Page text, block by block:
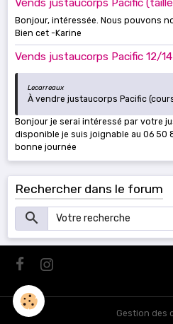
Vends justaucorps Pacific (taille
Bonjour, intéressée. Nous pouvons
Bien cet -Karine
Vends justaucorps Pacific 12/
Lecarreaux
À vendre justaucorps Pacific
Bonjour je serai intéressé par votre
disponible je suis joignable au 06 50
bonne journée
Rechercher dans le forum
Gestion des